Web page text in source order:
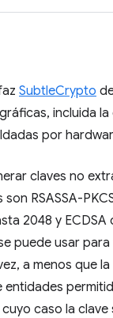
SubtleCrypto
incluida
por
claves no
RSASSA-
2048 y ECDSA
puede usar
a menos que
entidades
cuyo caso la